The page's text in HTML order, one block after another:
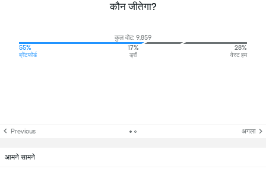
कौन जीतेगा?
कुल वोट: 9,859
55%
ब्रेंटफोर्ड
17%
ड्रॉ
28%
वेस्ट हम
Previous अगला
आमने सामने